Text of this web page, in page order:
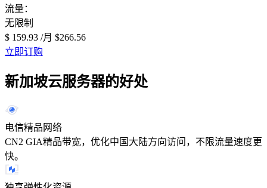
流量：
无限制
$ 159.93 /月 $266.56
立即订购
新加坡云服务器的好处
电信精品网络
CN2 GIA精品带宽，优化中国大陆方向访问，不限流量速度更
快。